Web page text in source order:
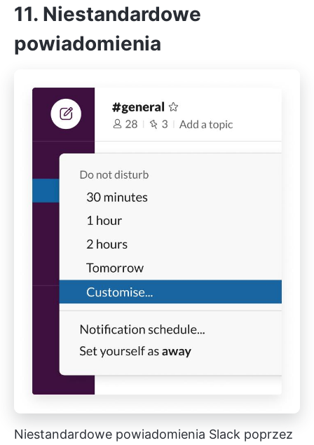
11. Niestandardowe
powiadomienia
Niestandardowe powiadomienia Slack poprzez